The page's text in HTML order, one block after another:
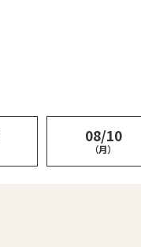
08/10
（月）